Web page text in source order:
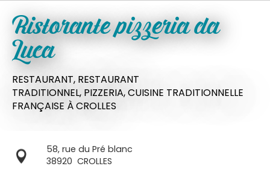
Ristorante pizzeria da
Luca
RESTAURANT, RESTAURANT
TRADITIONNEL, PIZZERIA,CUISINE TRADITIONNELLE
FRANÇAISE À CROLLES
58, rue du Pré blanc
38920 CROLLES